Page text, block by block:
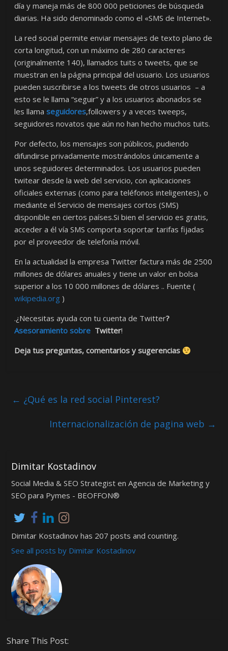
día y maneja más de 800 000 peticiones de búsqueda
diarias. Ha sido denominado como el «SMS de Internet».​
La red social permite enviar mensajes de texto plano de
corta longitud, con un máximo de 280 caracteres
(originalmente 140), llamados tuits o tweets, que se
muestran en la página principal del usuario. Los usuarios
pueden suscribirse a los tweets de otros usuarios – a
esto se le llama “seguir” y a los usuarios abonados se
les llamaseguidores,followers y a veces tweeps​,
seguidores novatos que aún no han hecho muchos tuits.
Por defecto, los mensajes son públicos, pudiendo
difundirse privadamente mostrándolos únicamente a
unos seguidores determinados. Los usuarios pueden
twitear desde la web del servicio, con aplicaciones
oficiales externas (como para teléfonos inteligentes), o
mediante el Servicio de mensajes cortos (SMS)
disponible en ciertos países.Si bien el servicio es gratis,
acceder a él vía SMS comporta soportar tarifas fijadas
por el proveedor de telefonía móvil.
En la actualidad la empresa Twitter factura más de 2500
millones de dólares anuales y tiene un valor en bolsa
superior a los 10 000 millones de dólares .. Fuente (
wikipedia.org )
.¿Necesitas ayuda con tu cuenta de Twitter?
Asesoramiento sobre Twitter!
Deja tus preguntas, comentarios y sugerencias
← ¿Qué es la red social Pinterest?
Internacionalización de pagina web →
Dimitar Kostadinov
Social Media & SEO Strategist en Agencia de Marketing y
SEO para Pymes - BEOFFON®
Dimitar Kostadinov has 207 posts and counting.
See all posts by Dimitar Kostadinov
Share This Post: